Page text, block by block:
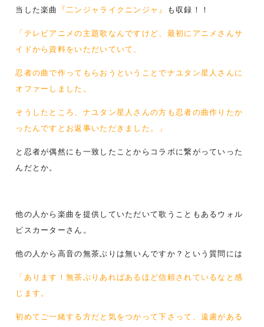
当した楽曲
『二ンジャライクニンジャ』 も収録！！
「テレビアニメの主題歌なんですけど、最初にアニメさんサ
イドから資料をいただいていて、
忍者の曲で作ってもらおうということでナユタン星人さんに
オファーしました。
そうしたところ、ナユタン星人さんの方も忍者の曲作りたか
ったんですとお返事いただきました。」
と忍者が偶然にも一致したことからコラボに繋がっていった
んだとか。
他の人から楽曲を提供していただいて歌うこともあるウォル
ピスカーターさん。
他の人から高音の無茶ぶりは無いんですか？という質問には
「あります！無茶ぶりあればあるほど信頼されているなと感
じます。
初めてご一緒する方だと気をつかって下さって、遠慮がある